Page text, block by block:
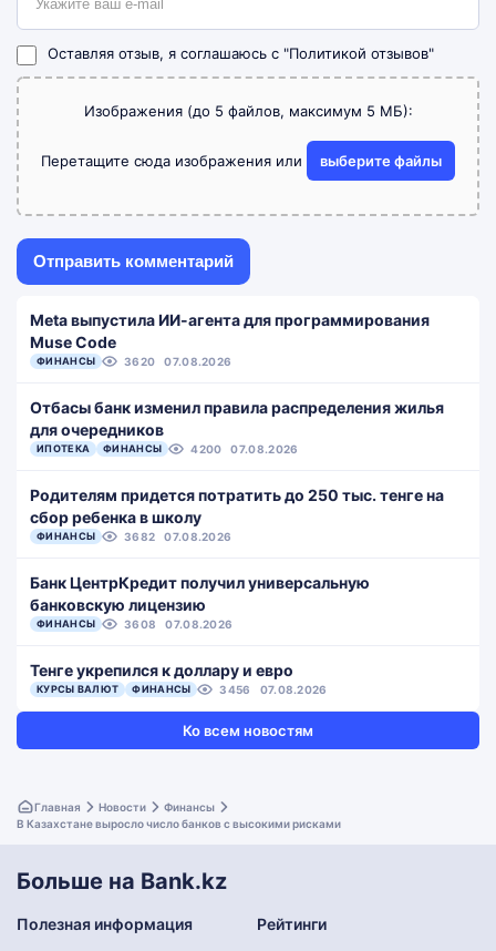
Оставляя отзыв, я соглашаюсь с "Политикой отзывов"
Изображения (до 5 файлов, максимум 5 МБ):
Перетащите сюда изображения или выберите файлы
Meta выпустила ИИ-агента для программирования
Muse Code
ФИНАНСЫ 3620 07.08.2026
Отбасы банк изменил правила распределения жилья
для очередников
ИПОТЕКА ФИНАНСЫ 4200 07.08.2026
Родителям придется потратить до 250 тыс. тенге на
сбор ребенка в школу
ФИНАНСЫ 3682 07.08.2026
Банк ЦентрКредит получил универсальную
банковскую лицензию
ФИНАНСЫ 3608 07.08.2026
Тенге укрепился к доллару и евро
КУРСЫ ВАЛЮТ ФИНАНСЫ 3456 07.08.2026
Ко всем новостям
Главная Новости
Финансы
В Казахстане выросло число банков с высокими рисками
Больше на Bank.kz
Полезная информация Рейтинги